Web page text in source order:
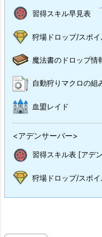
習得スキル早見表
狩場ドロップ/スポイ
魔法書のドロップ情
自動狩りマクロの組
血盟レイド
<アデンサーバー>
習得スキル表 [アデ
狩場ドロップ/スポ